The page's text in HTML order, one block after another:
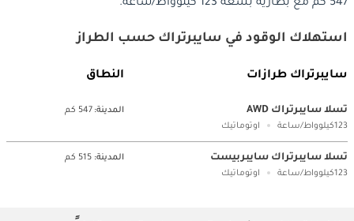
547 كم مع بطارية بسعة 123 كيلوواط/ساعة.
استهلاك الوقود في سايبرتراك حسب الطراز
سايبرتراك طرازات النطاق
تسلا سايبرتراك AWD
123كيلوواط/ساعة اوتوماتيك
المدينة:547 كم
تسلا سايبرتراك سايبربيست
123كيلوواط/ساعة اوتوماتيك
المدينة: 515 كم